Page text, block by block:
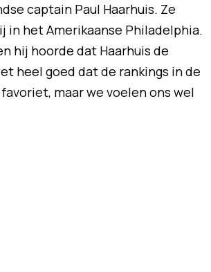
captain Paul Haarhuis. Ze
in het Amerikaanse Philadelphia.
hij hoorde dat Haarhuis de
heel goed dat de rankings in de
maar we voelen ons wel